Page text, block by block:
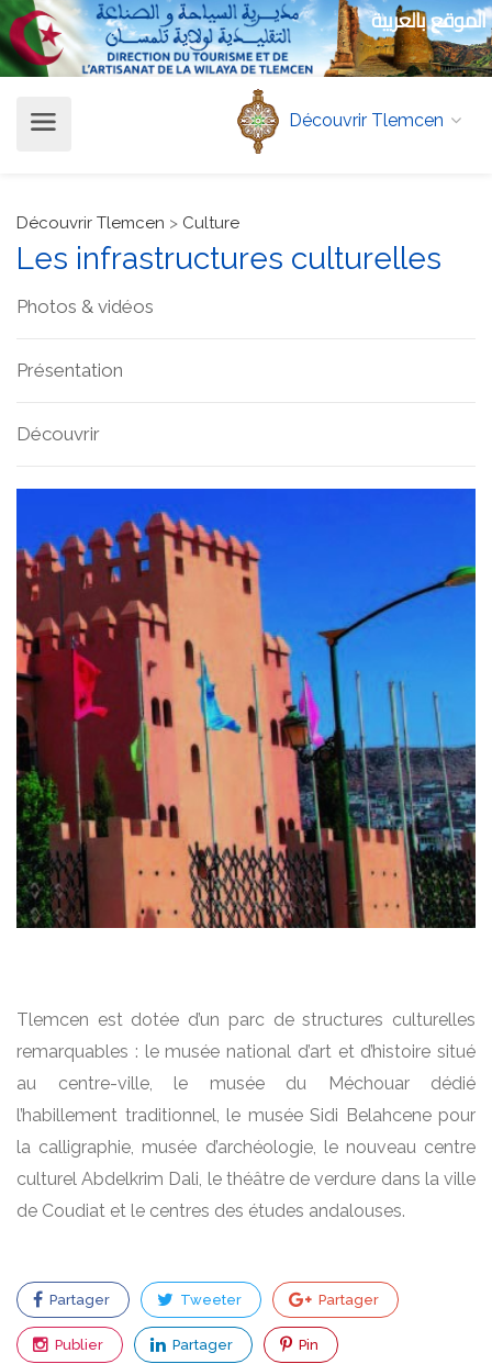
الموقع بالعربية
Découvrir Tlemcen
Découvrir Tlemcen > Culture
Les infrastructures culturelles
Photos & vidéos
Présentation
Découvrir
Tlemcen est dotée d’un parc de structures culturelles
remarquables : le musée national d’art et d’histoire situé
au centre-ville, le musée du Méchouar dédié
l’habillement traditionnel, le musée Sidi Belahcene pour
la calligraphie, musée d’archéologie, le nouveau centre
culturel Abdelkrim Dali, le théâtre de verdure dans la ville
de Coudiat et le centres des études andalouses.
Partager Tweeter Partager
Publier Partager Pin